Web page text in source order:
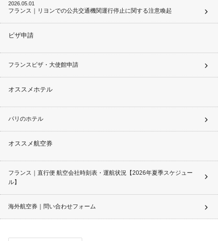
2026.05.01
フランス｜リヨンでの公共交通機関運行停止に関する注意喚起
ビザ申請
フランスビザ・大使館申請
オススメホテル
パリのホテル
オススメ航空券
フランス｜直行便 航空会社時刻表・運航状況【2026年夏季スケジュー
ル】
海外航空券｜問い合わせフォーム